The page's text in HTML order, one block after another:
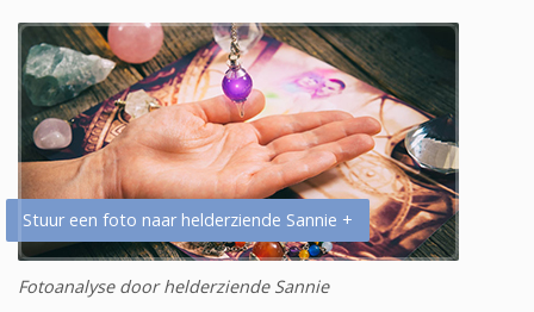
Stuur een foto naar helderziende Sannie +
Fotoanalyse door helderziende Sannie